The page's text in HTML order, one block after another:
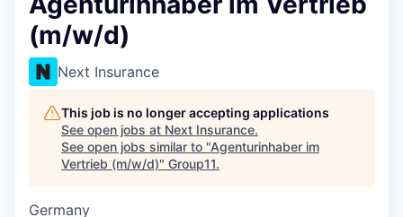
(m/w/d)
Next Insurance
This job is no longer accepting applications
See open jobs at Next Insurance.
See open jobs similar to "Agenturinhaber im
Vertrieb (m/w/d)" Group11.
Germany